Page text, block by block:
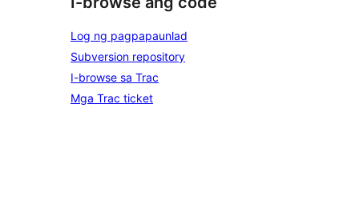
Log ng pagpapaunlad
Subversion repository
I-browse sa Trac
Mga Trac ticket